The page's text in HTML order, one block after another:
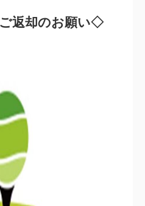
返却のお願い◇